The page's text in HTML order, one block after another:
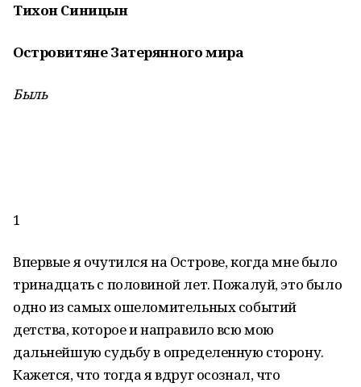
Тихон Синицын
Островитяне Затерянного мира
Быль
1
Впервые я очутился на Острове, когда мне было
тринадцать с половиной лет. Пожалуй, это было
одно из самых ошеломительных событий
детства, которое и направило всю мою
дальнейшую судьбу в определенную сторону.
Кажется, что тогда я вдруг осознал, что